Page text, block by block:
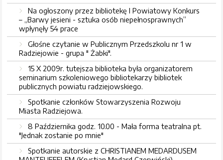
Na ogłoszony przez bibliotekę I Powiatowy Konkurs
– „Barwy jesieni - sztuka osób niepełnosprawnych”
wpłynęły 54 prace
Głośne czytanie w Publicznym Przedszkolu nr 1 w
Radziejowie - grupa " Żabki".
15 X 2009r. tutejsza biblioteka była organizatorem
seminarium szkoleniowego bibliotekarzy bibliotek
publicznych powiatu radziejowskiego.
Spotkanie członków Stowarzyszenia Rozwoju
Miasta Radziejowa.
8 Października godz. 10.00 - Mała forma teatralna pt.
"Jednak zostanie po mnie"
Spotkanie autorskie z CHRISTIANEM MEDARDUSEM